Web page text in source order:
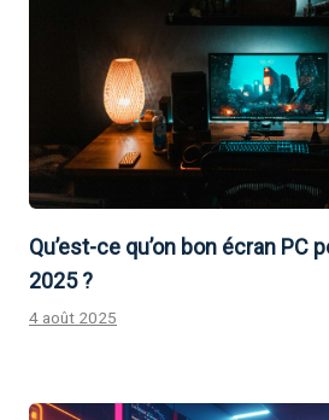
Qu’est-ce qu’on bon écran PC
2025 ?
4 août 2025